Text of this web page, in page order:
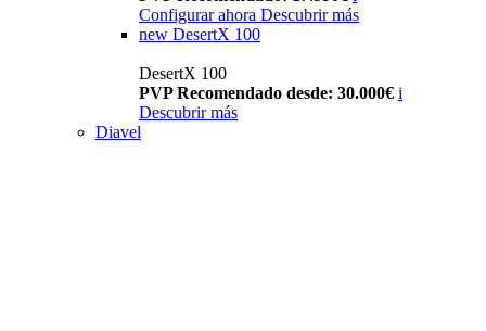
Configurar ahora Descubrir más
new DesertX 100
DesertX 100
PVP Recomendado desde: 30.000€ i
Descubrir más
Diavel